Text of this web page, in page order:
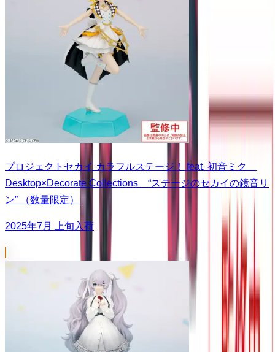
プロジェクトセカイ カラフルステージ！ feat. 初音ミク
Desktop×Decorate Collections “ステージのセカイの鏡音リ
ン” （数量限定）
2025年7月 上旬入荷